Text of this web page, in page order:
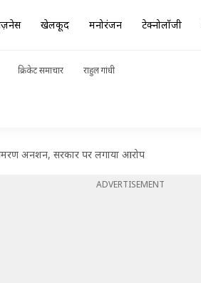
खेलकूद मनोरंजन टेक्नोलॉजी
क्रिकेट समाचार राहुल गांधी
अनशन, सरकार पर लगाया आरोप
ADVERTISEMENT